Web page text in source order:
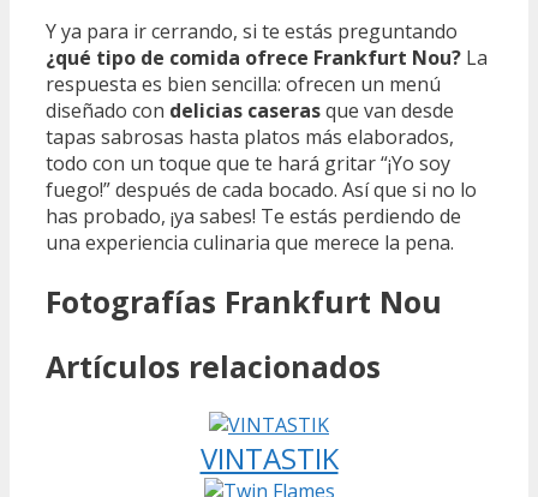
Y ya para ir cerrando, si te estás preguntando
¿qué tipo de comida ofrece Frankfurt Nou? La
respuesta es bien sencilla: ofrecen un menú
diseñado con delicias caserasque van desde
tapas sabrosas hasta platos más elaborados,
todo con un toque que te hará gritar “¡Yo soy
fuego!” después de cada bocado. Así que si no lo
has probado, ¡ya sabes! Te estás perdiendo de
una experiencia culinaria que merece la pena.
Fotografías Frankfurt Nou
Artículos relacionados
VINTASTIK